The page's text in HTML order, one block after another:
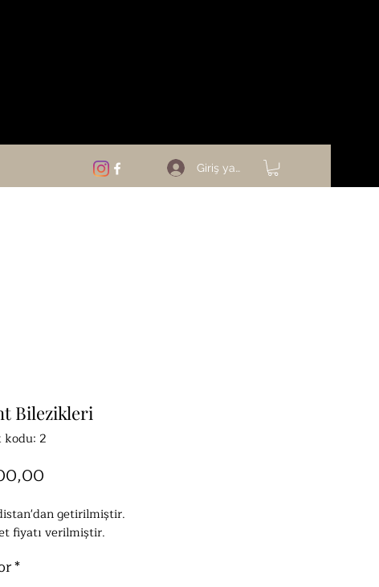
Giriş yap
Bilezikleri
kodu: 2
getirilmiştir.
fiyatı verilmiştir.
*